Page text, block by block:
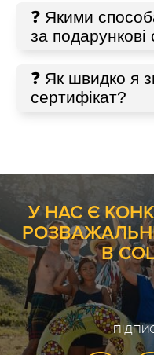
❓ Якими
за подарункові
❓ Як швидко я
сертифікат?
У НАС Є
В